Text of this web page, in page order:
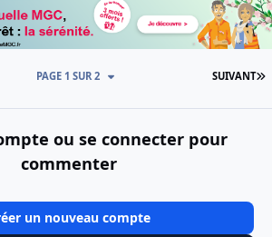
SUIVANT
PAGE 1 SUR 2
ou se connecter pour
commenter
un nouveau compte